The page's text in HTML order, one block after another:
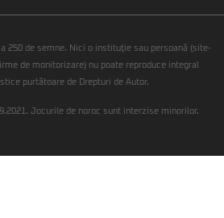
250 de semne. Nici o instituţie sau persoană (site-
de monitorizare) nu poate reproduce integral
purtătoare de Drepturi de Autor.
Jocurile de noroc sunt interzise minorilor.